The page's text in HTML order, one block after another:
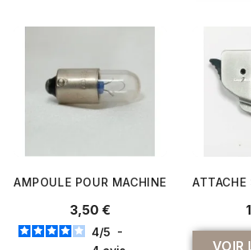
AMPOULE POUR MACHINE À COUDRE -
3,50 €
4/5 -
ATTACHE
VOIR